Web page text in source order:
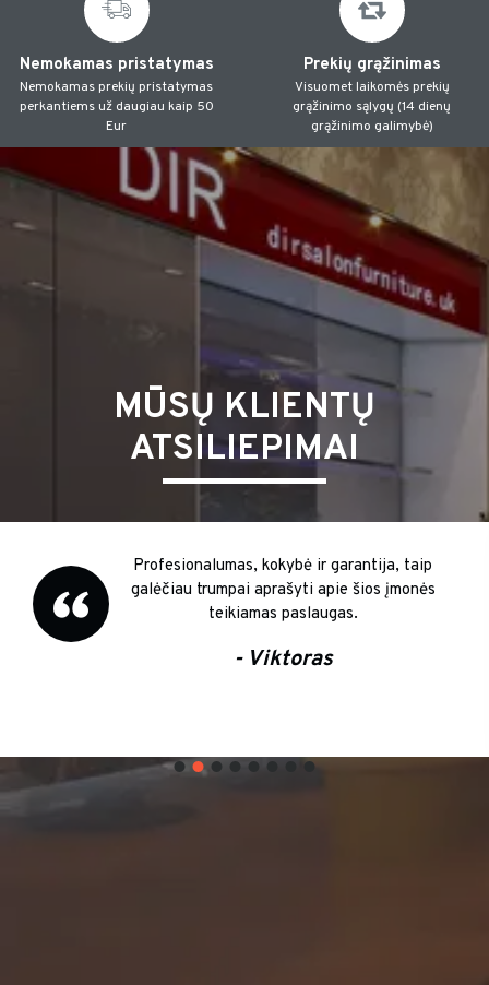
Nemokamas pristatymas
Nemokamas prekių pristatymas
perkantiems už daugiau kaip 50
Eur
Prekių grąžinimas
Visuomet laikomės prekių
grąžinimo sąlygų (14 dienų
grąžinimo galimybė)
MŪSŲ KLIENTŲ
ATSILIEPIMAI
Nuoširdžiai dėkinga už išsamias konsultacijas
kirpyklos plautuvės remonto klausimais